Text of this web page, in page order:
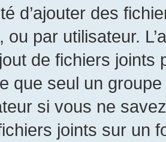
d’ajouter des
ou par utilisateur.
de fichiers
que seul un
si vous ne
joints sur un